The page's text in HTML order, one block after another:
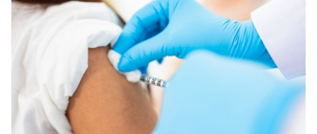
релизы
Metro
Стримы
Спецпроекты
Звезды
Выборы